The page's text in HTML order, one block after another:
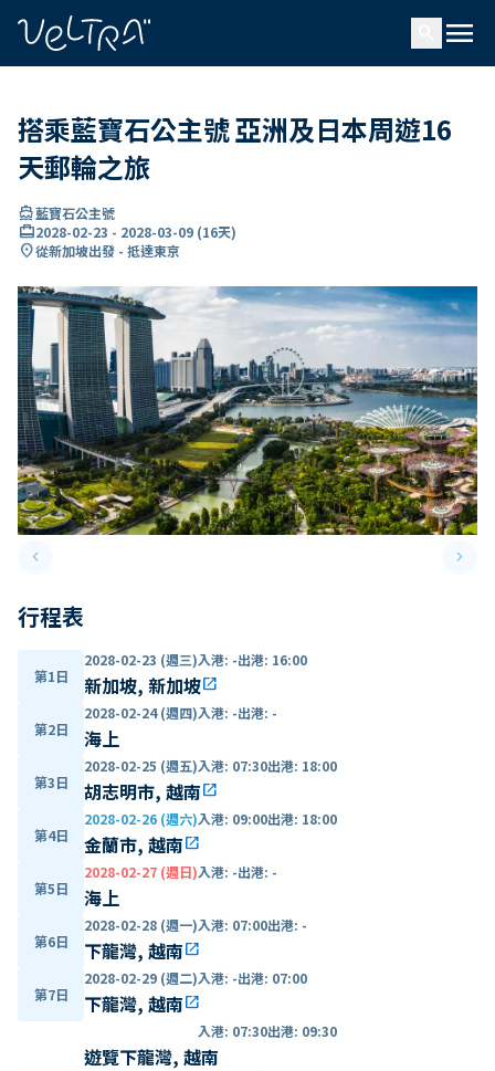
menu
搭乘藍寶石公主號 亞洲及日本周遊16
天郵輪之旅
directions_boat藍寶石公主號
card_travel2028-02-23 - 2028-03-09 (16天)
location_on從新加坡出發 - 抵達東京
keyboard_arrow_leftPrevious slide keyboard_arrow_right
行程表
第1日
2028-02-23 (週三)入港: -出港: 16:00
新加坡, 新加坡open_in_new
第2日
2028-02-24 (週四)入港: -出港: -
海上
第3日
2028-02-25 (週五)入港: 07:30出港: 18:00
胡志明市, 越南open_in_new
第4日
2028-02-26 (週六)入港: 09:00出港: 18:00
金蘭市, 越南open_in_new
第5日
2028-02-27 (週日)入港: -出港: -
海上
第6日
2028-02-28 (週一)入港: 07:00出港: -
下龍灣, 越南open_in_new
第7日
2028-02-29 (週二)入港: -出港: 07:00
下龍灣, 越南open_in_new
入港: 07:30出港: 09:30
遊覽下龍灣, 越南